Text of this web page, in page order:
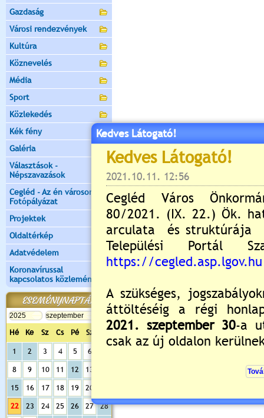
Gazdaság
Városi rendezvények
Kultúra
Köznevelés
Média
Sport
Közlekedés
Kék fény
Galéria
Választások -
Népszavazások
Cegléd - Az én városom -
Fotópályázat
Projektek
Oldaltérkép
Adatvédelem
Koronavírussal
kapcsolatos közlemények
ESEMÉNYNAPTÁR
Hé Ke Sz Cs Pé Sz Va
1 2 3 4 5 6
8 9 10 11 12 13
15 16 17 18 19 20
22 23 24 25 26 27 28
Kedves Látogató!